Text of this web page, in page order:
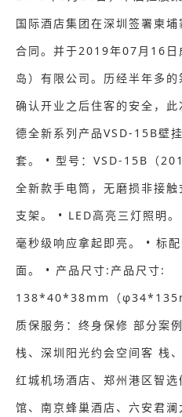
国际酒店集团在深圳签署柬
合同。并于2019年07月16日
岛）有限公司。历经半年多的
确认开业之后住客的安全，
德全新系列产品VSD-15B壁
套。 • 型号：VSD-15B（
全新款手电筒，无磨损非接
支架。 • LED高亮三灯照明
毫秒级响应拿起即亮。 • 标
面。 • 产品尺寸:产品尺寸:
138*40*38mm（
质保服务：终身保修 部分案
栈、深圳阳光约会空间客 栈
红城机场酒店、郑州港区智
馆、南京蜂巢酒店、六安君澜